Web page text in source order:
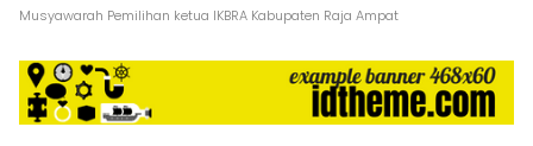
Musyawarah Pemilihan ketua IKBRA Kabupaten Raja Ampat